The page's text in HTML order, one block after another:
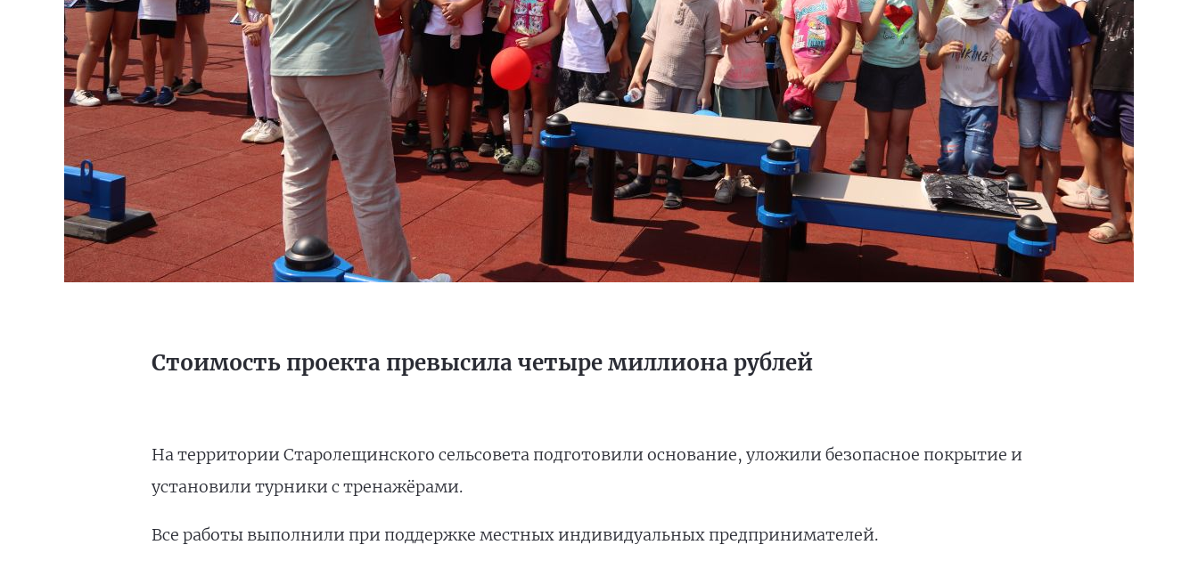
Стоимость проекта превысила четыре миллиона рублей
На территории Старолещинского сельсовета подготовили основание, уложили безопасное покрытие и
установили турники с тренажёрами.
Все работы выполнили при поддержке местных индивидуальных предпринимателей.